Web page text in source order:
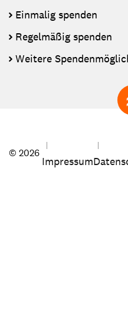
Einmalig spenden
Regelmäßig spenden
Weitere
© 2026
Impressum